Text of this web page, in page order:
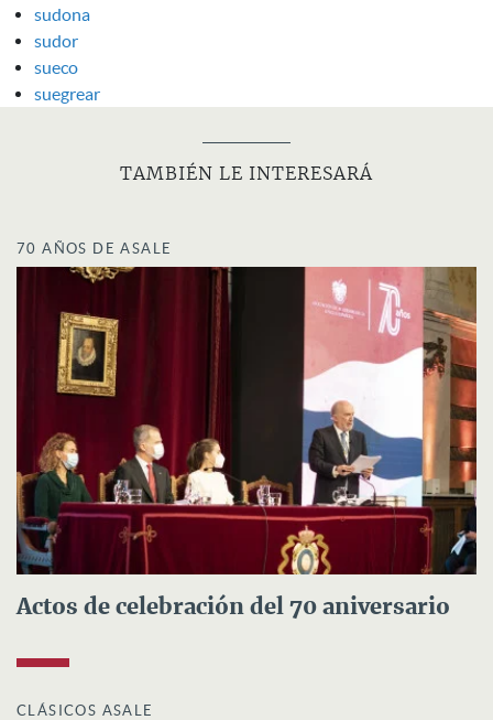
sudona
sudor
sueco
suegrear
TAMBIÉN LE INTERESARÁ
70 AÑOS DE ASALE
Actos de celebración del 70 aniversario
CLÁSICOS ASALE